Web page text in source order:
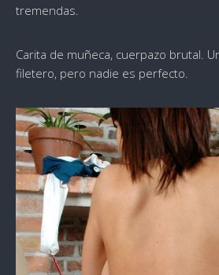
tremendas.
Carita de muñeca, cuerpazo brutal.
filetero, pero nadie es perfecto.